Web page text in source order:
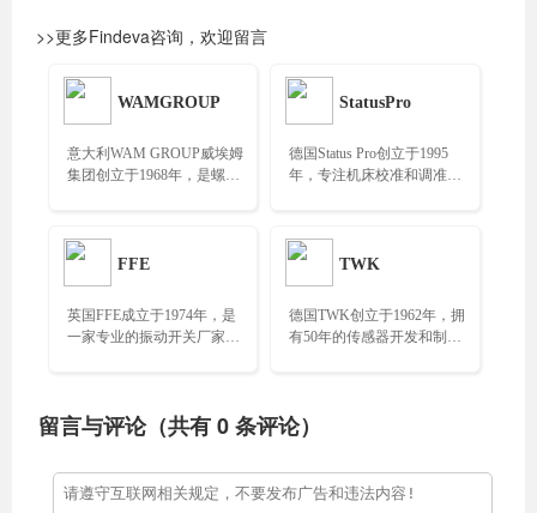
>>更多Findeva咨询，欢迎留言
WAMGROUP
意大利WAM GROUP威埃姆
集团创立于1968年，是螺旋
StatusPro
德国Status Pro创立于1995
年，专注机床校准和调准所
FFE
英国FFE成立于1974年，是
一家专业的振动开关厂家，
TWK
德国TWK创立于1962年，拥
有50年的传感器开发和制造
留言与评论（共有0条评论）